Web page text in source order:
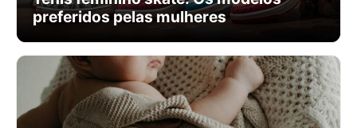
preferidos pelas mulheres